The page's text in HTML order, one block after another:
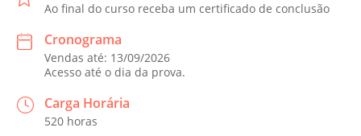
Ao final do curso receba um certificado de conclusão
Cronograma
Vendas até: 13/09/2026
Acesso até o dia da prova.
Carga Horária
520 horas